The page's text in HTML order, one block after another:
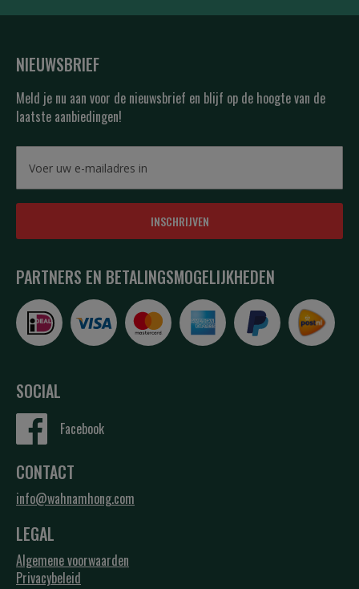
NIEUWSBRIEF
Meld je nu aan voor de nieuwsbrief en blijf op de hoogte van de
laatste aanbiedingen!
INSCHRIJVEN
PARTNERS EN BETALINGSMOGELIJKHEDEN
SOCIAL
Facebook
CONTACT
info@wahnamhong.com
LEGAL
Algemene voorwaarden
Privacybeleid